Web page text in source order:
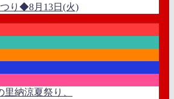
り◆8月13日(火)
納涼夏祭り、